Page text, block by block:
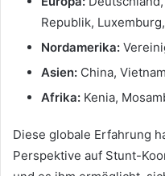
Republik,
Nordamerika:
Asien: China, Vietnam
Afrika: Kenia,
Diese globale Erfahrung
Perspektive auf Stunt-